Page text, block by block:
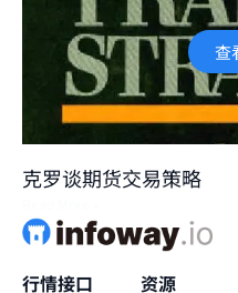
克罗谈期货交易策略
查
行情接口 资源